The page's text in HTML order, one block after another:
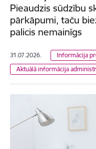
Pieaudzis sūdzību
pārkāpumi, taču
palicis nemainīgs
31.07.2026.
Informācija
Aktuālā informācija